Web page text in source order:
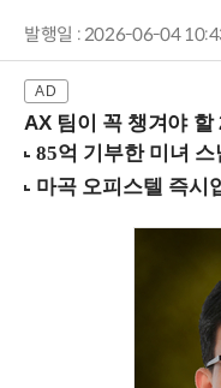
발행일 : 2026-06-04
AX 팀이 꼭 챙겨야 할 2선 : AI 핀